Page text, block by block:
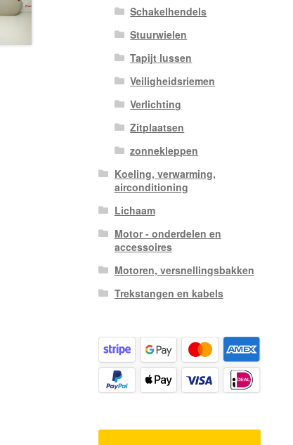
Schakelhendels
Stuurwielen
Tapijt lussen
Veiligheidsriemen
Verlichting
Zitplaatsen
zonnekleppen
Koeling, verwarming,
airconditioning
Lichaam
Motor - onderdelen en
accessoires
Motoren, versnellingsbakken
Trekstangen en kabels